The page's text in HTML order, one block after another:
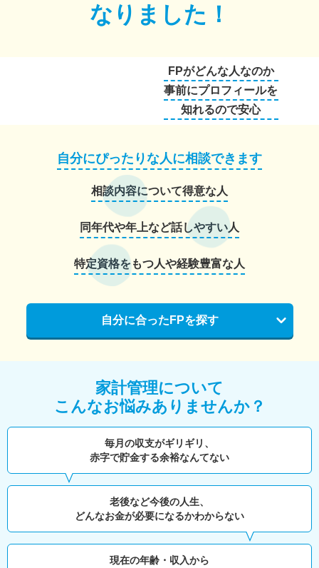
なりました！
FPがどんな人なのか
事前にプロフィールを
知れるので安心
自分にぴったりな人に相談できます
相談内容について得意な人
同年代や年上など話しやすい人
特定資格をもつ人や経験豊富な人
自分に合ったFPを探す
家計管理について
こんなお悩みありませんか？
毎月の収支がギリギリ、
赤字で貯金する余裕なんてない
老後など今後の人生、
どんなお金が必要になるかわからない
現在の年齢・収入から